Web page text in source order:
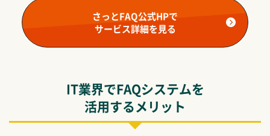
さっとFAQ公式HPで
サービス詳細を見る
IT業界でFAQシステムを
活用するメリット